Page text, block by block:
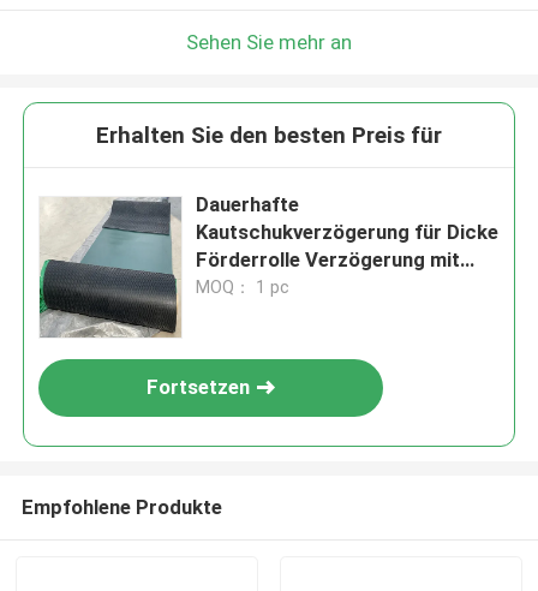
Sehen Sie mehr an
Erhalten Sie den besten Preis für
Dauerhafte
Kautschukverzögerung für Dicke
Förderrolle Verzögerung mit
Haltbarkeit 12 mm
MOQ： 1 pc
Fortsetzen
Empfohlene Produkte